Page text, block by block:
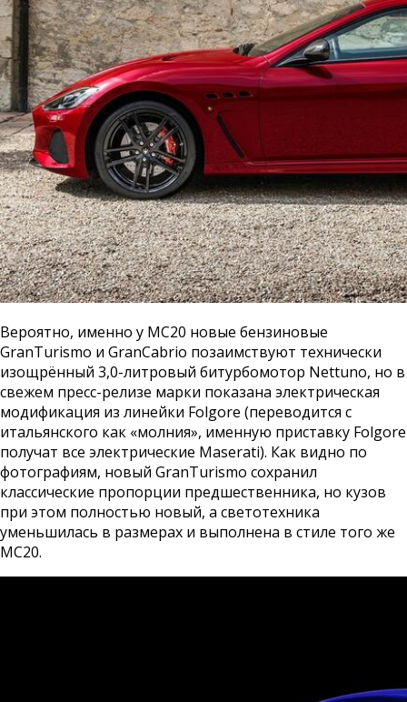
Вероятно, именно у MC20 новые бензиновые
GranTurismo и GranCabrio позаимствуют технически
изощрённый 3,0-литровый битурбомотор Nettuno, но в
свежем пресс-релизе марки показана электрическая
модификация из линейки Folgore (переводится с
итальянского как «молния», именную приставку Folgore
получат все электрические Maserati). Как видно по
фотографиям, новый GranTurismo сохранил
классические пропорции предшественника, но кузов
при этом полностью новый, а светотехника
уменьшилась в размерах и выполнена в стиле того же
MC20.